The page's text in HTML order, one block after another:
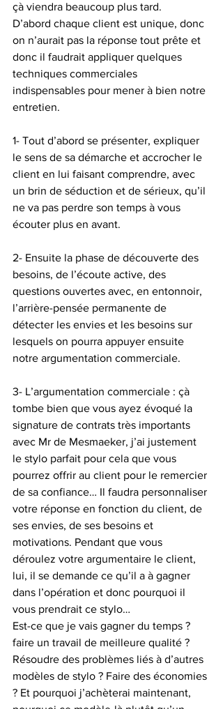
çà viendra beaucoup plus tard.
D’abord chaque client est unique, donc
on n’aurait pas la réponse tout prête et
donc il faudrait appliquer quelques
techniques commerciales
indispensables pour mener à bien notre
entretien.
1- Tout d’abord se présenter, expliquer
le sens de sa démarche et accrocher le
client en lui faisant comprendre, avec
un brin de séduction et de sérieux, qu’il
ne va pas perdre son temps à vous
écouter plus en avant.
2- Ensuite la phase de découverte des
besoins, de l’écoute active, des
questions ouvertes avec, en entonnoir,
l’arrière-pensée permanente de
détecter les envies et les besoins sur
lesquels on pourra appuyer ensuite
notre argumentation commerciale.
3- L’argumentation commerciale : çà
tombe bien que vous ayez évoqué la
signature de contrats très importants
avec Mr de Mesmaeker, j’ai justement
le stylo parfait pour cela que vous
pourrez offrir au client pour le remercier
de sa confiance… Il faudra personnaliser
votre réponse en fonction du client, de
ses envies, de ses besoins et
motivations. Pendant que vous
déroulez votre argumentaire le client,
lui, il se demande ce qu’il a à gagner
dans l’opération et donc pourquoi il
vous prendrait ce stylo…
Est-ce que je vais gagner du temps ?
faire un travail de meilleure qualité ?
Résoudre des problèmes liés à d’autres
modèles de stylo ? Faire des économies
? Et pourquoi j’achèterai maintenant,